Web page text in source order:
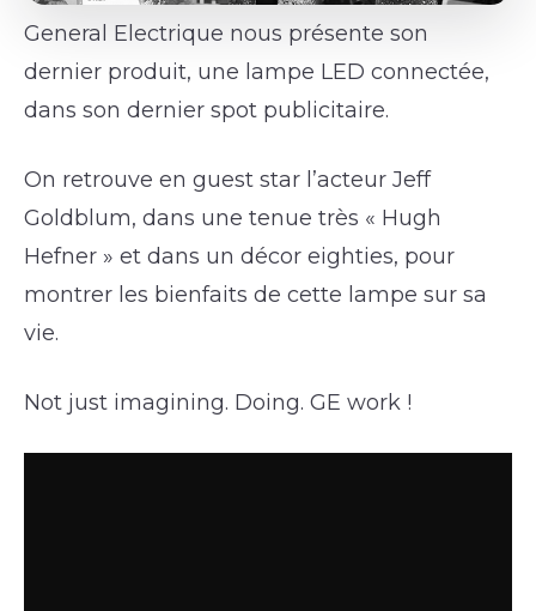
General Electrique nous présente son
dernier produit, une lampe LED connectée,
dans son dernier spot publicitaire.
On retrouve en guest star l’acteur Jeff
Goldblum, dans une tenue très « Hugh
Hefner » et dans un décor eighties, pour
montrer les bienfaits de cette lampe sur sa
vie.
Not just imagining. Doing. GE work !